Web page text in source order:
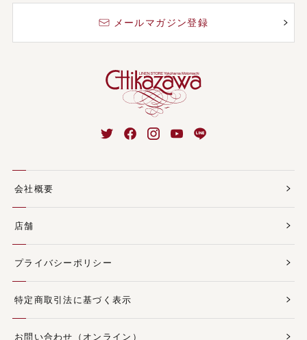
メールマガジン登録
会社概要
店舗
プライバシーポリシー
特定商取引法に基づく表示
お問い合わせ（オンライン）